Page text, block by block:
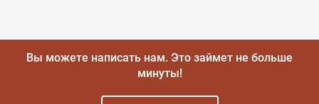
Вы можете написать нам. Это займет не больше
минуты!